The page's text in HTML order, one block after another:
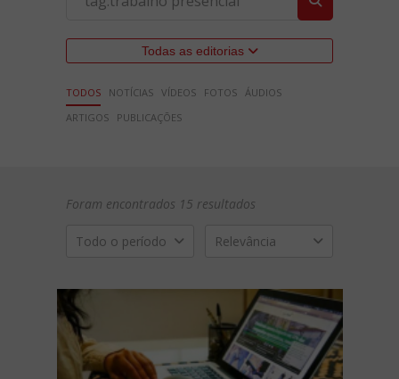
Todas as editorias
TODOS NOTÍCIAS VÍDEOS FOTOS ÁUDIOS
ARTIGOS
PUBLICAÇÕES
Foram encontrados 15 resultados
Todo o período Relevância